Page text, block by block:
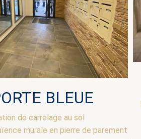
BLEUE
de carrelage au sol
murale en pierre de parement